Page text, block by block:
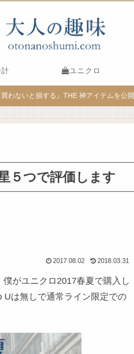
ユニクロ
わないと損する』THE 神アイテムを公開
５つで評価します
2017.08.02 2018.03.31
がユニクロ2017春夏で購入し
Uは無しで通常ライン限定での